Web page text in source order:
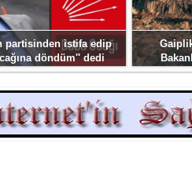
partisinden istifa edip
döndüm'' dedi